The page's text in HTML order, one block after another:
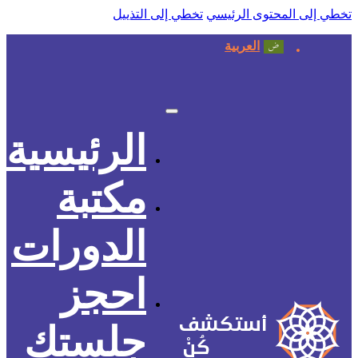
تخطي إلى المحتوى الرئيسي تخطي إلى التذييل
العربية
أستكشف
كُنْ
الرئيسية
مكتبة
الدورات
احجز
جلستك